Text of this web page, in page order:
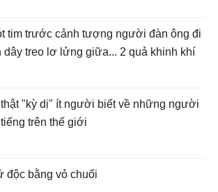
tim trước cảnh tượng người đàn ông đi
dây treo lơ lửng giữa... 2 quả khinh khí
"kỳ dị" ít người biết về những người
trên thế giới
độc bằng vỏ chuối